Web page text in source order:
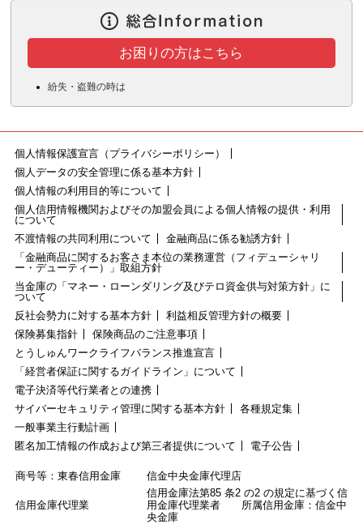
お困りの方はこちら
紛失・盗難の時は
個人情報保護宣言（プライバシーポリシー）
個人データの安全管理に係る基本方針
個人情報の利用目的等について
個人信用情報機関およびその加盟会員による個人情報の提供・利用
について
不渡情報の共同利用について
金融商品に係る勧誘方針
「金融商品に関するお客さま本位の業務運営（フィデューシャリ
ー・デューティー）」取組方針
当金庫の「マネー・ローンダリング及びテロ資金供与対策方針」に
ついて
反社会勢力に対する基本方針
利益相反管理方針の概要
保険募集指針
保険商品のご注意事項
とうしゅんワークライフバランス推進宣言
「経営者保証に関するガイドライン」について
電子決済等代行業者との連携
サイバーセキュリティ管理に関する基本方針
各種規定集
一般事業主行動計画
匿名加工情報の作成および第三者提供について
電子公告
商号等：東春信用金庫 信金中央金庫代理店
信用金庫代理業
信用金庫法第85 条2 の2 の規定に基づく信
用金庫代理業者 所属信用金庫：信金中
央金庫